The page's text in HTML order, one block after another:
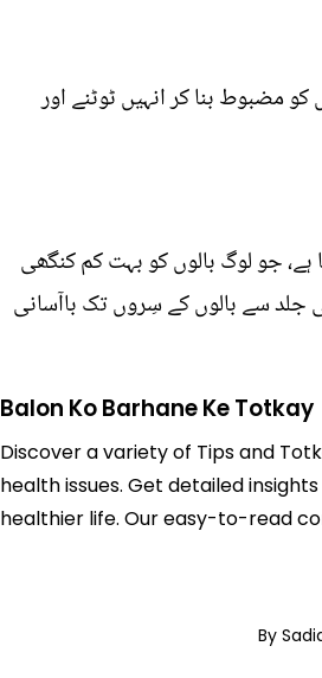
مضبوط بنا کر انہیں ٹوٹنے اور
جو لوگ بالوں کو بہت کم کنگھی
جلد سے بالوں کے سِروں تک باآسانی
Balon Ko Barhane Ke Totkay
Discover a variety of Tips and
health issues. Get detailed
healthier life. Our easy-to-read
By